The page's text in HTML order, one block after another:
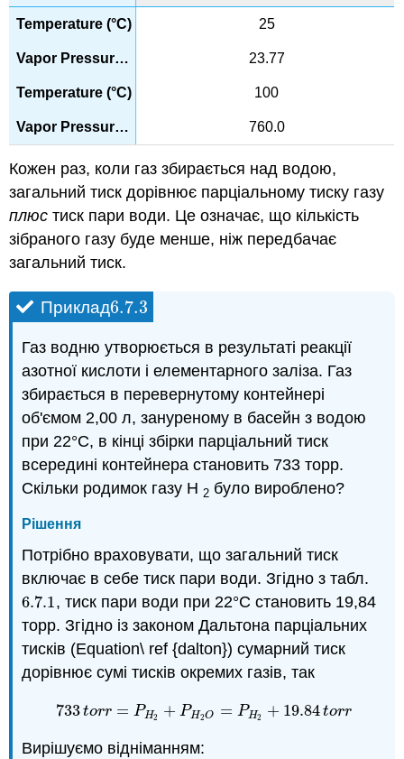
25
23.77
100
760.0
Кожен раз, коли газ збирається над водою,
загальний тиск дорівнює парціальному тиску газу
плюс тиск пари води. Це означає, що кількість
зібраного газу буде менше, ніж передбачає
загальний тиск.
Приклад6.7.3
6.7.3
Газ водню утворюється в результаті реакції
азотної кислоти і елементарного заліза. Газ
збирається в перевернутому контейнері
об'ємом 2,00 л, зануреному в басейн з водою
при 22°C, в кінці збірки парціальний тиск
всередині контейнера становить 733 торр.
Скільки родимок газу Н 2 було вироблено?
Рішення
Потрібно враховувати, що загальний тиск
включає в себе тиск пари води. Згідно з табл.
6.7.1
6.7.1, тиск пари води при 22°C становить 19,84
торр. Згідно із законом Дальтона парціальних
тисків (Equation\ ref {dalton}) сумарний тиск
дорівнює сумі тисків окремих газів, так
733 torr = PH2 + PH2O = PH2 + 19.84torr
733to rr= PH2+PH2O =PH2+19.84torr
Вирішуємо відніманням: